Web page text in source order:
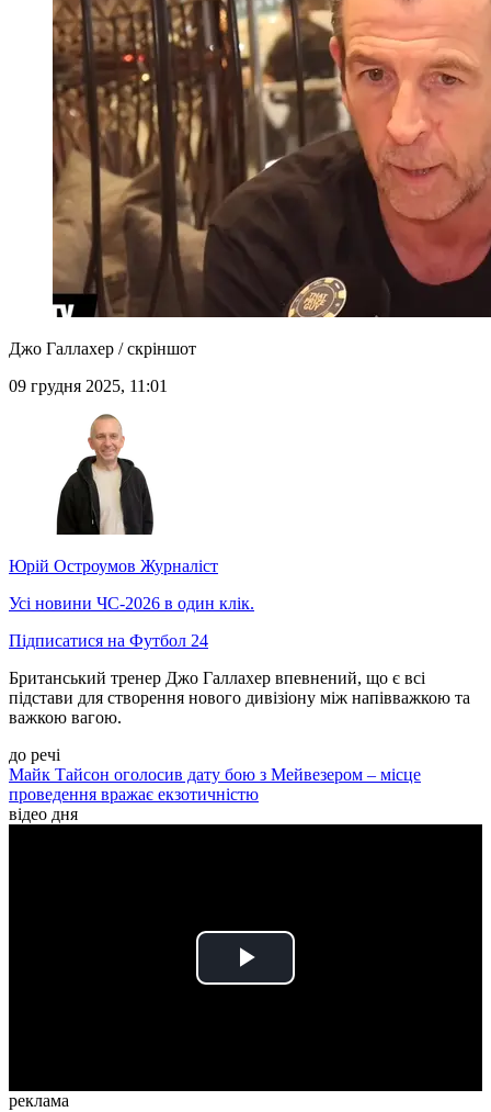
Джо Галлахер / скріншот
09 грудня 2025, 11:01
Юрій Остроумов Журналіст
Усі новини ЧС-2026 в один клік.
Підписатися на Футбол 24
Британський тренер Джо Галлахер впевнений, що є всі
підстави для створення нового дивізіону між напівважкою та
важкою вагою.
до речі
Майк Тайсон оголосив дату бою з Мейвезером – місце
проведення вражає екзотичністю
відео дня
Play
реклама